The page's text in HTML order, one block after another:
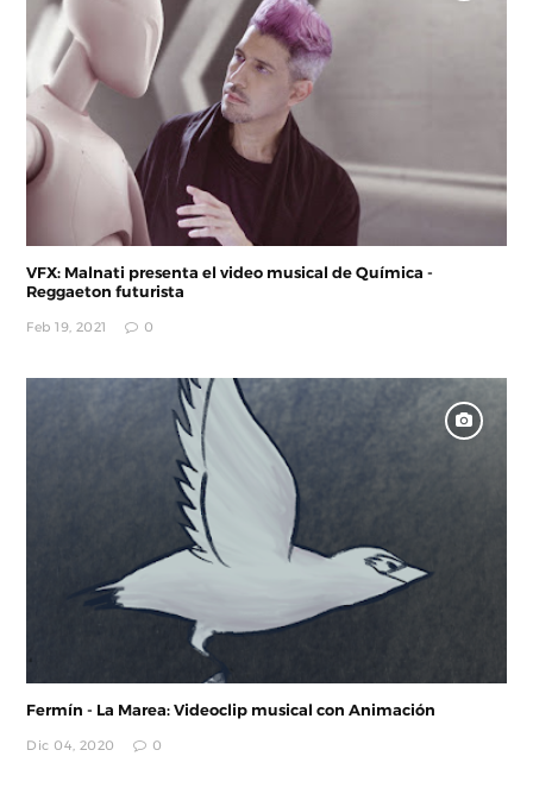
VFX: Malnati presenta el video musical de Química -
Reggaeton futurista
Feb 19, 2021 0
Fermín - La Marea: Videoclip musical con Animación
Dic 04, 2020 0